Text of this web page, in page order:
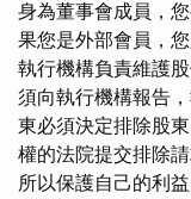
身為董事會成員，
果您是外部會員，
執行機構負責維護
須向執行機構報告
東必須決定排除股
權的法院提交排除
所以保護自己的利